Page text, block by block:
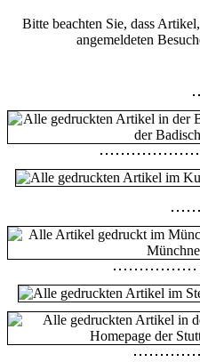
Bitte beachten Sie, dass
angemeldeten